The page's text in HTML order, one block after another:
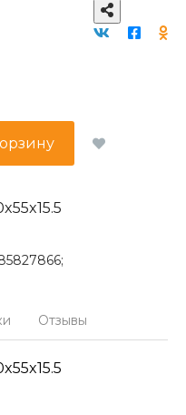
Отзывы